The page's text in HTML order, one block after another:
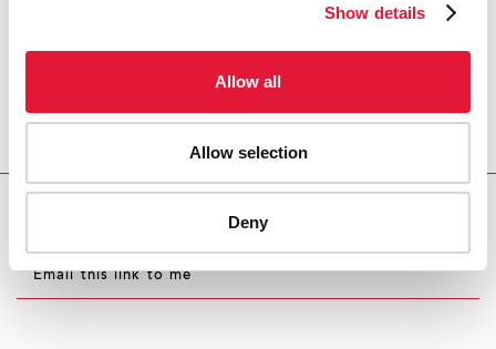
Show details
Allow all
Allow selection
Deny
Email this link to me